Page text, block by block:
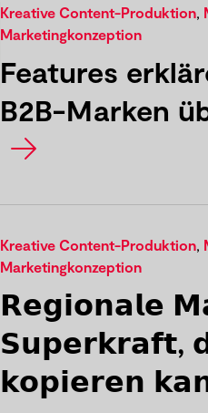
Kreative Content-Produktion,
Marketingkonzeption
Features
B2B-Marken
Kreative Content-Produktion,
Marketingkonzeption
𝗥𝗲𝗴𝗶𝗼𝗻𝗮𝗹𝗲
𝗦𝘂𝗽𝗲𝗿𝗸𝗿𝗮𝗳𝘁,
𝗸𝗼𝗽𝗶𝗲𝗿𝗲𝗻